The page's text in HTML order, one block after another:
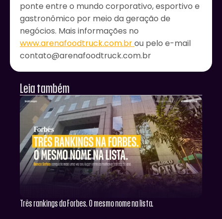
ponte entre o mundo corporativo, esportivo e
gastronômico por meio da geração de
negócios. Mais informações no
www.arenafoodtruck.com.brou pelo e-mail
contato@arenafoodtruck.com.br
Leia também
Três rankings da Forbes. O mesmo nome na lista.